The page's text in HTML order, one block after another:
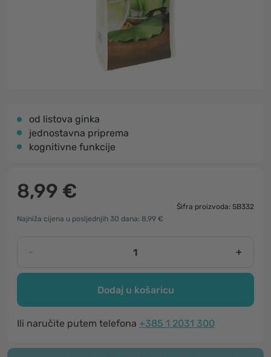
od listova ginka
jednostavna priprema
kognitivne funkcije
8,99 €
Šifra proizvoda: SB332
Najniža cijena u posljednjih 30 dana: 8,99 €
- +
Dodaj u košaricu
Ili naručite putem telefona +385 1 2031 300